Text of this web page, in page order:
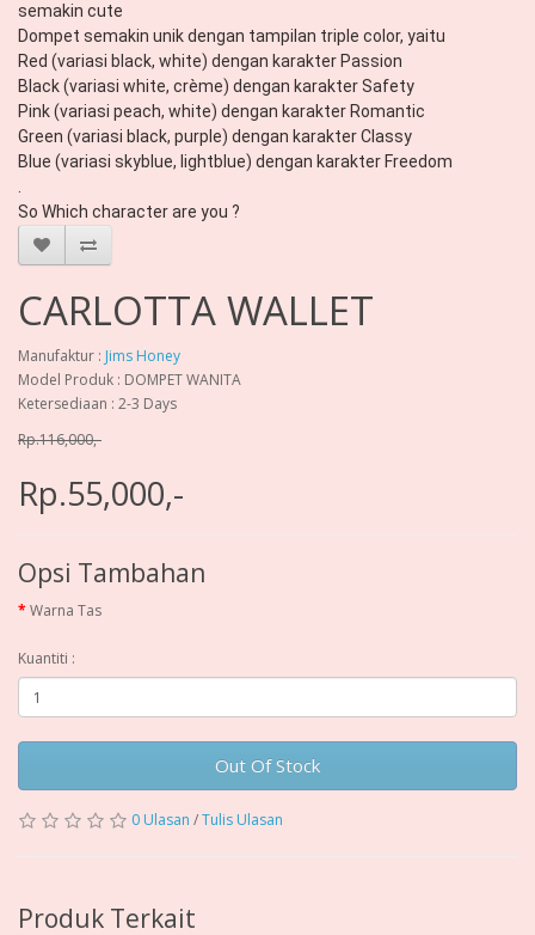
semakin cute
Dompet semakin unik dengan tampilan triple color, yaitu
Red (variasi black, white) dengan karakter Passion
Black (variasi white, crème) dengan karakter Safety
Pink (variasi peach, white) dengan karakter Romantic
Green (variasi black, purple) dengan karakter Classy
Blue (variasi skyblue, lightblue) dengan karakter Freedom
So Which character are you ?
CARLOTTA WALLET
Manufaktur : Jims Honey
Model Produk : DOMPET WANITA
Ketersediaan : 2-3 Days
Rp.116,000,-
Rp.55,000,-
Opsi Tambahan
Warna Tas
Kuantiti :
Out Of Stock
0 Ulasan /Tulis Ulasan
Produk Terkait